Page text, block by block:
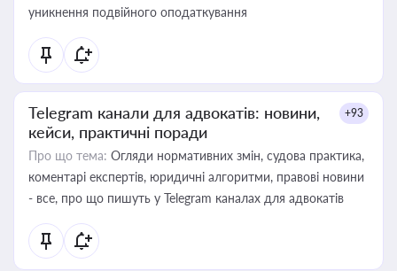
уникнення подвійного оподаткування
Telegram канали для адвокатів: новини,
кейси, практичні поради
+93
Про що тема: Огляди нормативних змін, судова практика,
коментарі експертів, юридичні алгоритми, правові новини
- все, про що пишуть у Telegram каналах для адвокатів